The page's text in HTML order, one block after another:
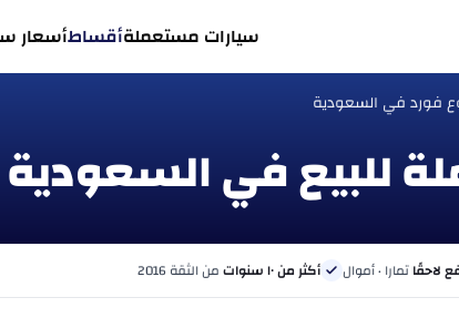
سيارات مستعملةأقساطأسعار
فورد في السعودية
لاحقًاتمارا · أموال أكثر من ١٠ سنوات من الثقة 2016